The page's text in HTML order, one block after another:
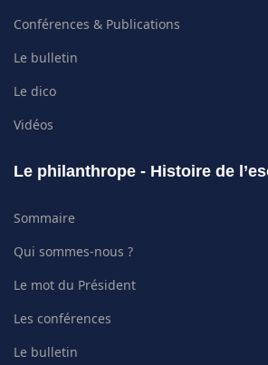
Conférences & Publications
Le bulletin
Le dico
Vidéos
Le philanthrope - Histoire de
Sommaire
Qui sommes-nous ?
Le mot du Président
Les conférences
Le bulletin